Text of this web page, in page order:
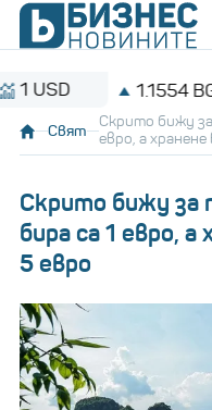
1.1554 BGN
Свят
Скрито бижу
евро, а
Скрито бижу за
бира са 1 евро,
5 евро